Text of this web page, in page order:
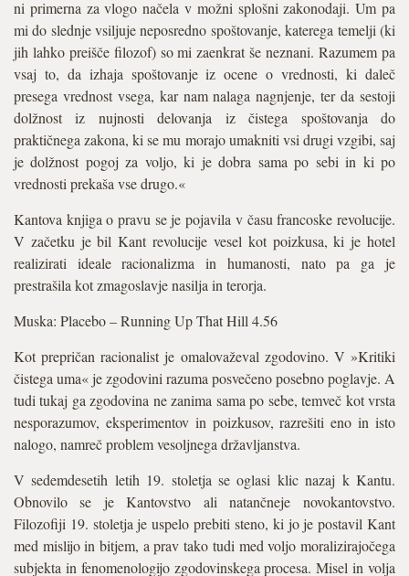
ni primerna za vlogo načela v možni splošni zakonodaji. Um pa
mi do slednje vsiljuje neposredno spoštovanje, katerega temelji (ki
jih lahko preišče filozof) so mi zaenkrat še neznani. Razumem pa
vsaj to, da izhaja spoštovanje iz ocene o vrednosti, ki daleč
presega vrednost vsega, kar nam nalaga nagnjenje, ter da sestoji
dolžnost iz nujnosti delovanja iz čistega spoštovanja do
praktičnega zakona, ki se mu morajo umakniti vsi drugi vzgibi, saj
je dolžnost pogoj za voljo, ki je dobra sama po sebi in ki po
vrednosti prekaša vse drugo.«
Kantova knjiga o pravu se je pojavila v času francoske revolucije.
V začetku je bil Kant revolucije vesel kot poizkusa, ki je hotel
realizirati ideale racionalizma in humanosti, nato pa ga je
prestrašila kot zmagoslavje nasilja in terorja.
Muska: Placebo – Running Up That Hill 4.56
Kot prepričan racionalist je omalovaževal zgodovino. V »Kritiki
čistega uma« je zgodovini razuma posvečeno posebno poglavje. A
tudi tukaj ga zgodovina ne zanima sama po sebe, temveč kot vrsta
nesporazumov, eksperimentov in poizkusov, razrešiti eno in isto
nalogo, namreč problem vesoljnega državljanstva.
V sedemdesetih letih 19. stoletja se oglasi klic nazaj k Kantu.
Obnovilo se je Kantovstvo ali natančneje novokantovstvo.
Filozofiji 19. stoletja je uspelo prebiti steno, ki jo je postavil Kant
med mislijo in bitjem, a prav tako tudi med voljo moralizirajočega
subjekta in fenomenologijo zgodovinskega procesa. Misel in volja